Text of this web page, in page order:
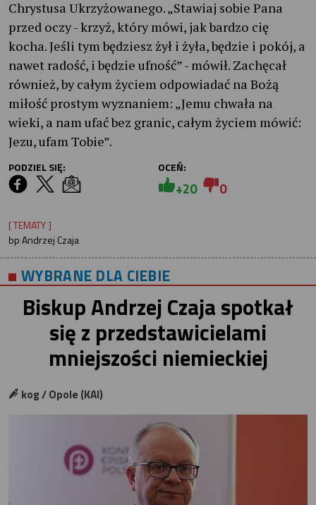
Chrystusa Ukrzyżowanego. „Stawiaj sobie Pana
przed oczy - krzyż, który mówi, jak bardzo cię
kocha. Jeśli tym będziesz żył i żyła, będzie i pokój, a
nawet radość, i będzie ufność” - mówił. Zachęcał
również, by całym życiem odpowiadać na Bożą
miłość prostym wyznaniem: „Jemu chwała na
wieki, a nam ufać bez granic, całym życiem mówić:
Jezu, ufam Tobie”.
PODZIEL SIĘ: OCEŃ:
+20 0
[ TEMATY ]
bp Andrzej Czaja
WYBRANE DLA CIEBIE
Biskup Andrzej Czaja spotkał
się z przedstawicielami
mniejszości niemieckiej
kog / Opole (KAI)